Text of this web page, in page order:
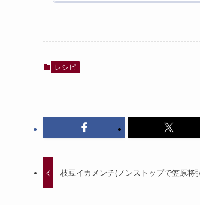
レシピ
枝豆イカメンチ(ノンストップで笠原将